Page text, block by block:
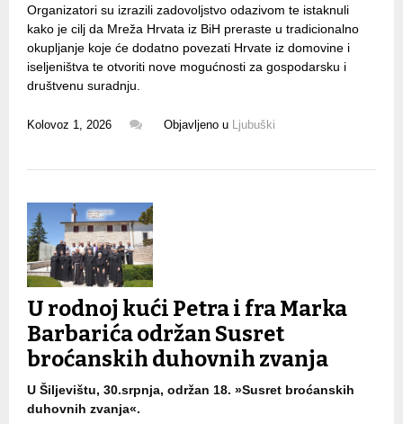
Organizatori su izrazili zadovoljstvo odazivom te istaknuli
kako je cilj da Mreža Hrvata iz BiH preraste u tradicionalno
okupljanje koje će dodatno povezati Hrvate iz domovine i
iseljeništva te otvoriti nove mogućnosti za gospodarsku i
društvenu suradnju.
Kolovoz 1, 2026 Objavljeno u Ljubuški
U rodnoj kući Petra i fra Marka
Barbarića održan Susret
broćanskih duhovnih zvanja
U Šiljevištu, 30.srpnja, održan 18. »Susret broćanskih
duhovnih zvanja«.